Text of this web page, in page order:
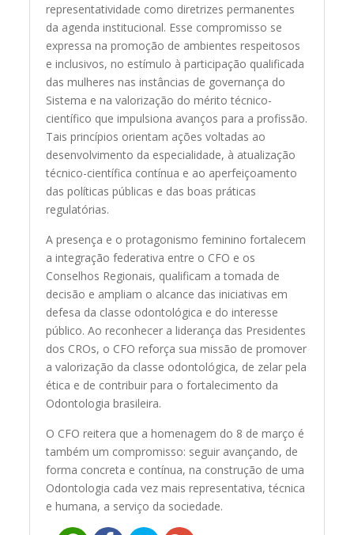
representatividade como diretrizes permanentes
da agenda institucional. Esse compromisso se
expressa na promoção de ambientes respeitosos
e inclusivos, no estímulo à participação qualificada
das mulheres nas instâncias de governança do
Sistema e na valorização do mérito técnico-
científico que impulsiona avanços para a profissão.
Tais princípios orientam ações voltadas ao
desenvolvimento da especialidade, à atualização
técnico-científica contínua e ao aperfeiçoamento
das políticas públicas e das boas práticas
regulatórias.
A presença e o protagonismo feminino fortalecem
a integração federativa entre o CFO e os
Conselhos Regionais, qualificam a tomada de
decisão e ampliam o alcance das iniciativas em
defesa da classe odontológica e do interesse
público. Ao reconhecer a liderança das Presidentes
dos CROs, o CFO reforça sua missão de promover
a valorização da classe odontológica, de zelar pela
ética e de contribuir para o fortalecimento da
Odontologia brasileira.
O CFO reitera que a homenagem do 8 de março é
também um compromisso: seguir avançando, de
forma concreta e contínua, na construção de uma
Odontologia cada vez mais representativa, técnica
e humana, a serviço da sociedade.